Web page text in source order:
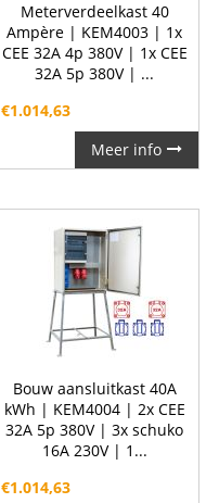
Meterverdeelkast 40
Ampère | KEM4003 | 1x
CEE 32A 4p 380V | 1x CEE
32A 5p 380V | ...
€1.014,63
Meer info
Bouw aansluitkast 40A
kWh | KEM4004 | 2x CEE
32A 5p 380V | 3x schuko
16A 230V | 1...
€1.014,63